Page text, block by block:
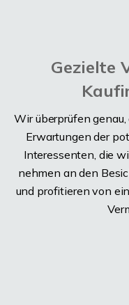
Gezielte
Wir überprüfen
Erwartungen der
Interessenten, die
nehmen an den
und profitieren von